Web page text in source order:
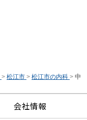
> 松江市 > 松江市の内科 > 中
会社情報